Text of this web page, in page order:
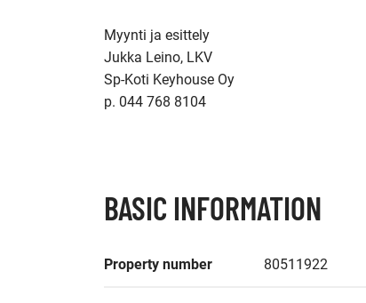
Myynti ja esittely
Jukka Leino, LKV
Sp-Koti Keyhouse Oy
p. 044 768 8104
BASIC INFORMATION
Property number 80511922